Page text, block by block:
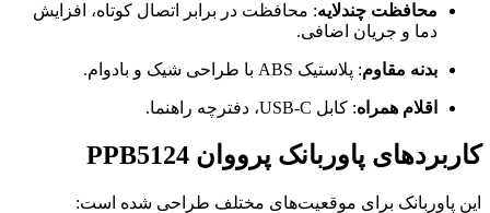
محافظت چندلایه: محافظت در برابر اتصال کوتاه، افزایش
دما و جریان اضافی.
بدنه مقاوم: پلاستیک ABS با طراحی شیک و بادوام.
اقلام همراه: کابل USB-C، دفترچه راهنما.
کاربردهای پاوربانک پرووان PPB5124
این پاوربانک برای موقعیت‌های مختلف طراحی شده است: